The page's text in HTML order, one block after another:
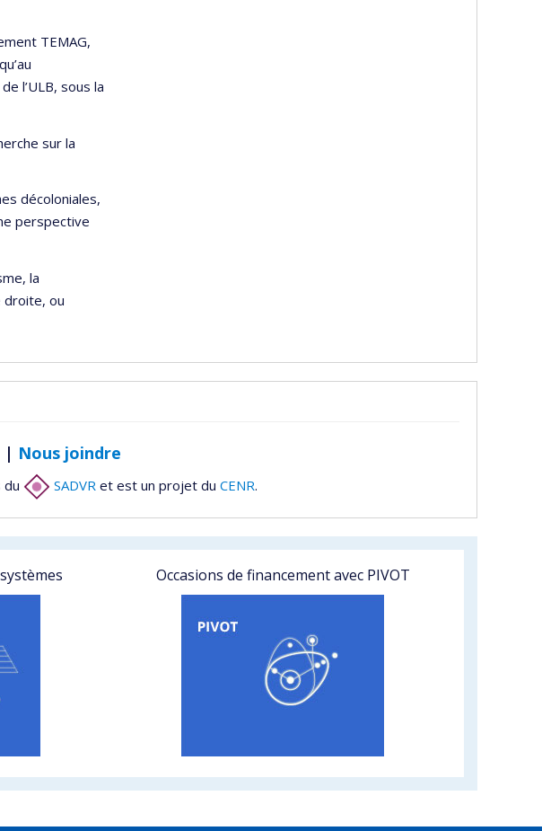
TEMAG,
l’ULB, sous la
sur la
décoloniales,
perspective
la
droite, ou
| Nous joindre
SADVR et est un projet du CENR.
Occasions de financement avec PIVOT